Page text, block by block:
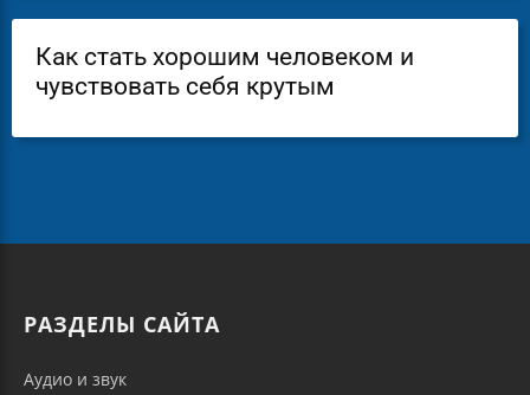
Как стать хорошим человеком и
чувствовать себя крутым
РАЗДЕЛЫ САЙТА
Аудио и звук